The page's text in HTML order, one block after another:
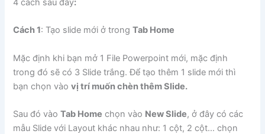
4 cách sau đây:
Cách 1: Tạo slide mới ở trongTab Home
Mặc định khi bạn mở 1 File Powerpoint mới, mặc định
trong đó sẽ có 3 Slide trắng. Để tạo thêm 1 slide mới thì
bạn chọn vàovị trí muốn chèn thêm Slide.
Sau đó vàoTab Home chọn vào New Slide, ở đây có các
mẫu Slide với Layout khác nhau như: 1 cột, 2 cột… chọn